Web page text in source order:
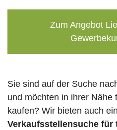
Zum Angebot
Sie sind auf der Suche
und möchten in ihrer Nähe
kaufen? Wir bieten auch
Verkaufsstellensuche für